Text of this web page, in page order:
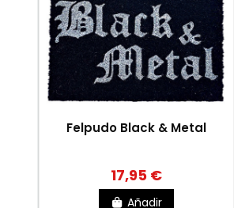
Felpudo Black & Metal
17,95 €
Añadir